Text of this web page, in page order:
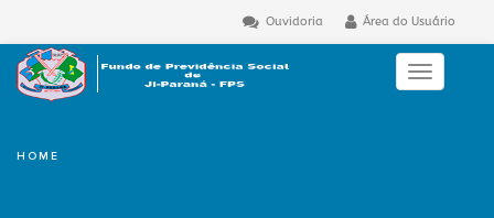
Área do Usuário
Ouvidoria
Toggle
navigation
HOME